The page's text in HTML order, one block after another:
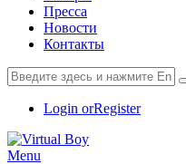
Пресса
Новости
Контакты
Login orRegister
Menu